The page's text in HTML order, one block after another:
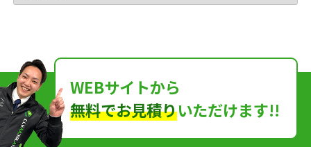
WEBサイトから
無料でお見積りいただけます!!